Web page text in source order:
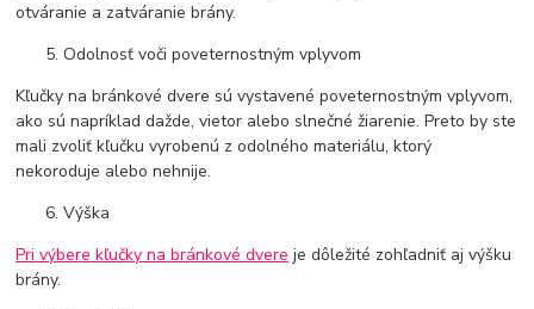
otváranie a zatváranie brány.
Odolnosť voči poveternostným vplyvom
Kľučky na bránkové dvere sú vystavené poveternostným vplyvom,
ako sú napríklad dažde, vietor alebo slnečné žiarenie. Preto by ste
mali zvoliť kľučku vyrobenú z odolného materiálu, ktorý
nekoroduje alebo nehnije.
Výška
Pri výbere kľučky na bránkové dvere je dôležité zohľadniť aj výšku
brány.